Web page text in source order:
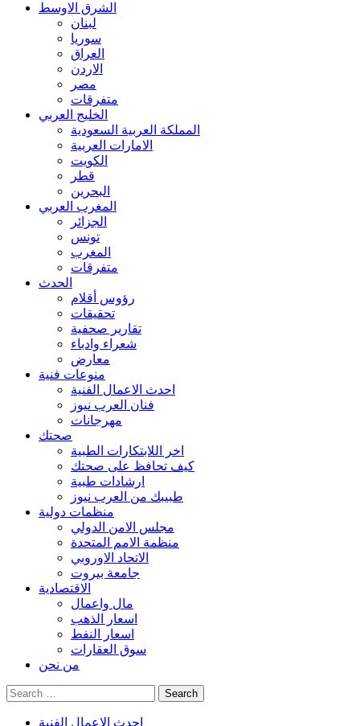
الشرق الاوسط
لبنان
سوريا
العراق
الاردن
مصر
متفرقات
الخليج العربي
المملكة العربية السعودية
الامارات العربية
الكويت
قطر
البحرين
المغرب العربي
الجزائر
تونس
المغرب
متفرقات
الحدث
رؤوس أقلام
تحقيقات
تقارير صحفية
شعراء وادباء
معارض
منوعات فنية
احدث الاعمال الفنية
فنان العرب نيوز
مهرجانات
صحتك
اخر اللابتكارات الطبية
كيف تحافظ على صحتك
ارشادات طبية
طبيبك من العرب نيوز
منظمات دولية
مجلس الامن الدولي
منظمة الامم المتحدة
الاتحاد الاوروبي
جامعة بيروت
الاقتصادية
مال واعمال
اسعار الذهب
اسعار النفط
سوق العقارات
من نحن
Search
for:
احدث الاعمال الفنية